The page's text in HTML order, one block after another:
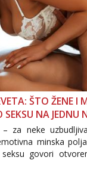
ŠTO ŽENE I
NA JEDNU
za neke
minska
govori
i dalje izaziva